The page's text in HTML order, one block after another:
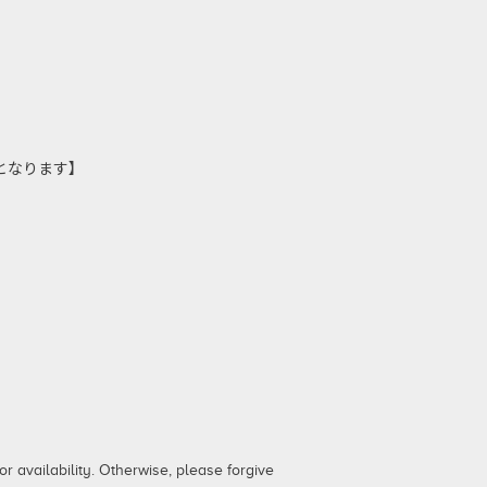
ります】
availability. Otherwise, please forgive